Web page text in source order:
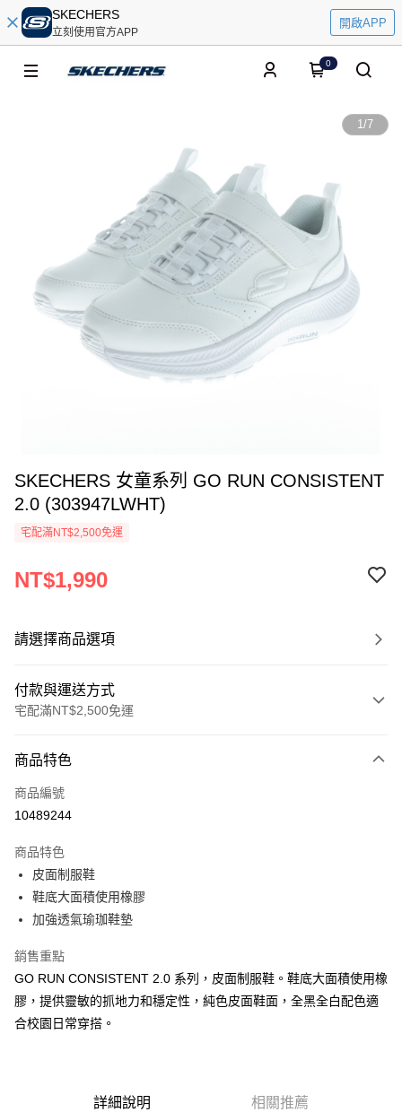
SKECHERS
立刻使用官方APP
開啟APP
0
1/7
SKECHERS 女童系列 GO RUN CONSISTENT
2.0 (303947LWHT)
宅配滿NT$2,500免運
NT$1,990
請選擇商品選項
付款與運送方式
宅配滿NT$2,500免運
信用卡一次付款
LINE Pay
相關說明
【大哥付你分期使用說明】
1.本服務由台灣大哥大提供，台灣大哥大用戶可立即使用無須另外申請。
2.付款方式選擇「大哥付你分期」，訂單成立後會自動跳轉到大哥付的交易
流程，驗證手機門號後，選擇欲分期的期數、繳款截止日，確認付款後即完
3.實際核准額度、可分期數及費用金額請依後續交易確認頁面所載為準。
4.訂單成立30分鐘內，如未前往確認交易或遇審核未通過，訂單將自動取
消。如遇「轉專審核」未通過狀況，表示未達大哥付你分期系統評分，恕無
法說明評估內容。
【繳款方式說明】
ATM付款
宅配
商品特色
商品編號
10489244
商品特色
皮面制服鞋
鞋底大面積使用橡膠
加強透氣瑜珈鞋墊
銷售重點
GO RUN CONSISTENT 2.0 系列，皮面制服鞋。鞋底大面積使用橡
膠，提供靈敏的抓地力和穩定性，純色皮面鞋面，全黑全白配色適
合校園日常穿搭。
詳細說明 相關推薦